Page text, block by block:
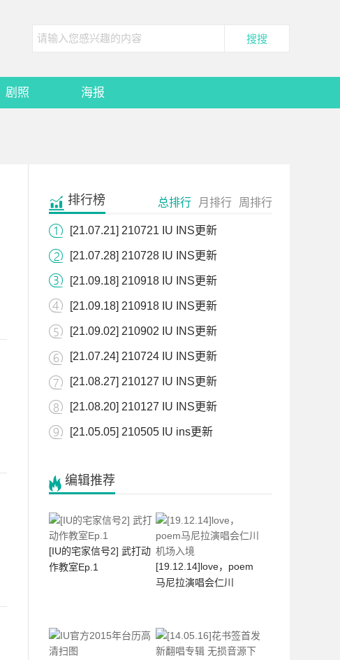
剧照 海报
总排行 月排行 周排行
排行榜
[21.07.21] 210721 IU INS更新
[21.07.28] 210728 IU INS更新
[21.09.18] 210918 IU INS更新
[21.09.18] 210918 IU INS更新
[21.09.02] 210902 IU INS更新
[21.07.24] 210724 IU INS更新
[21.08.27] 210127 IU INS更新
[21.08.20] 210127 IU INS更新
[21.05.05] 210505 IU ins更新
编辑推荐
[IU的宅家信号2] 武打动
作教室Ep.1
[19.12.14]love，poem
马尼拉演唱会仁川